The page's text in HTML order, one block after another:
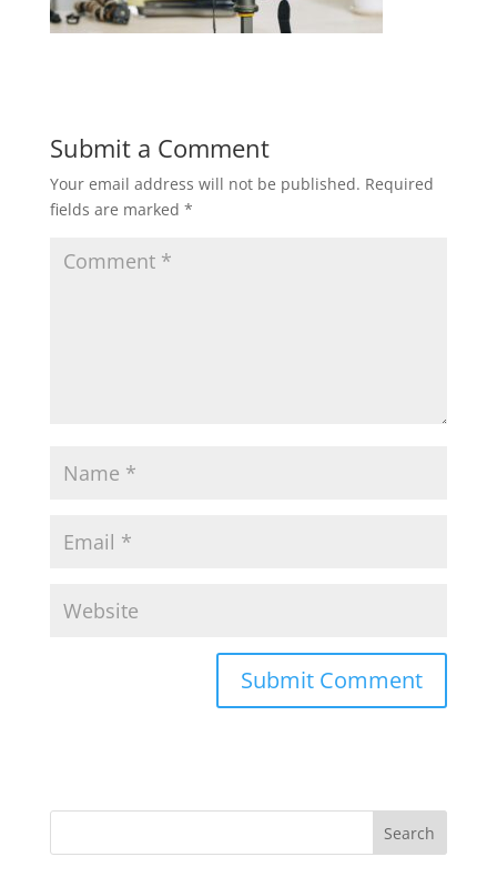
Submit a Comment
Your email address will not be published. Required
fields are marked *